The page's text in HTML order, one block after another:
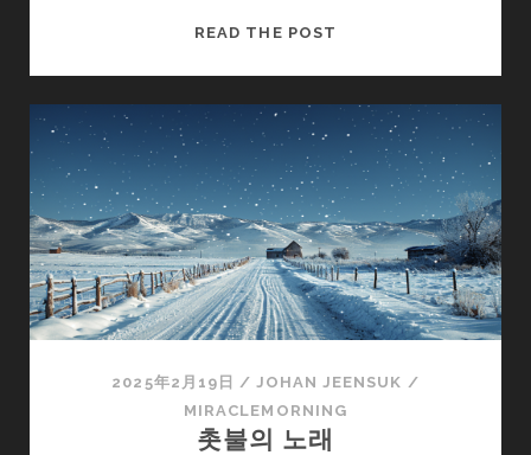
READ THE POST
2025年2月19日 / JOHAN JEENSUK /
MIRACLEMORNING
촛불의 노래